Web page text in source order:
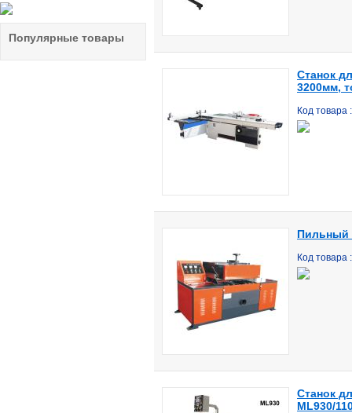
Популярные товары
Станок
3200мм,
Код товара
Пильный
Код товара
Станок
ML930/